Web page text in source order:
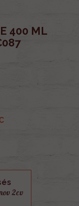
400 ML
2cv